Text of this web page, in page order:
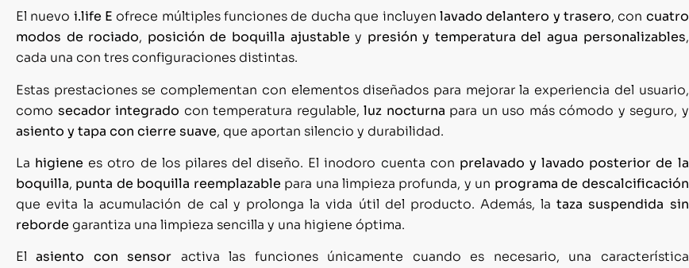
El nuevo i.life E ofrece múltiples funciones de ducha que incluyen lavado delantero y trasero, con cuatro
modos de rociado, posición de boquilla ajustable y presión y temperatura del agua personalizables,
cada una con tres configuraciones distintas.
Estas prestaciones se complementan con elementos diseñados para mejorar la experiencia del usuario,
como secador integrado con temperatura regulable,luz nocturna para un uso más cómodo y seguro, y
asiento y tapa con cierre suave, que aportan silencio y durabilidad.
La higiene es otro de los pilares del diseño. El inodoro cuenta con prelavado y lavado posterior de la
boquilla, punta de boquilla reemplazable para una limpieza profunda, y un programa de descalcificación
que evita la acumulación de cal y prolonga la vida útil del producto. Además, lataza suspendida sin
reborde garantiza una limpieza sencilla y una higiene óptima.
Elasiento con sensor activa las funciones únicamente cuando es necesario, una característica